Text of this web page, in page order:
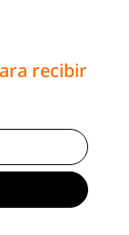
recibir